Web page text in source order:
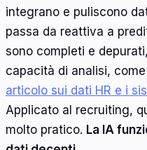
integrano e puliscono
passa da reattiva a
sono completi e
capacità di analisi,
articolo sui dati HR e i
Applicato al recruiting,
molto pratico. La IA